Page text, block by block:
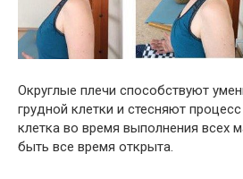
Округлые плечи способствуют
грудной клетки и стесняют
клетка во время выполнения всех
быть все время открыта.